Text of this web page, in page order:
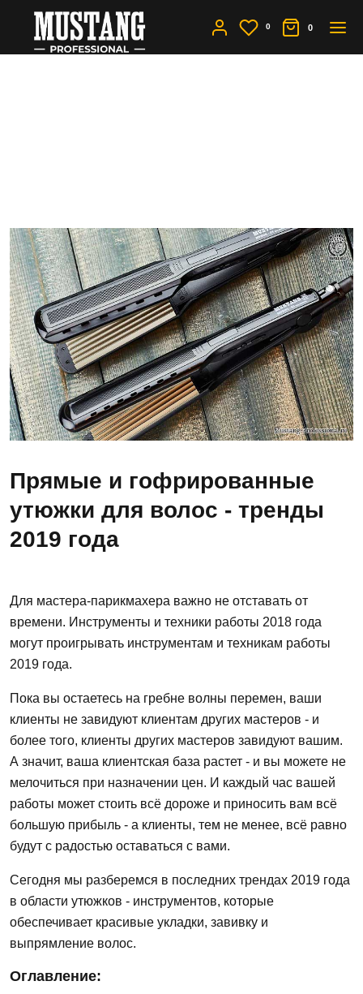
0 0
Прямые и гофрированные
утюжки для волос - тренды
2019 года
Для мастера-парикмахера важно не отставать от
времени. Инструменты и техники работы 2018 года
могут проигрывать инструментам и техникам работы
2019 года.
Пока вы остаетесь на гребне волны перемен, ваши
клиенты не завидуют клиентам других мастеров - и
более того, клиенты других мастеров завидуют вашим.
А значит, ваша клиентская база растет - и вы можете не
мелочиться при назначении цен. И каждый час вашей
работы может стоить всё дороже и приносить вам всё
большую прибыль - а клиенты, тем не менее, всё равно
будут с радостью оставаться с вами.
Сегодня мы разберемся в последних трендах 2019 года
в области утюжков - инструментов, которые
обеспечивает красивые укладки, завивку и
выпрямление волос.
Оглавление: